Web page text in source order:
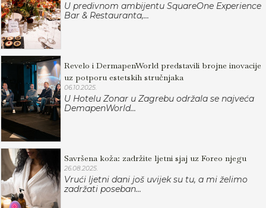
U predivnom ambijentu SquareOne Experience
Bar & Restauranta,...
Revelo i DermapenWorld predstavili brojne inovacije
uz potporu estetskih stručnjaka
06.10.2025.
U Hotelu Zonar u Zagrebu održala se najveća
DemapenWorld...
Savršena koža: zadržite ljetni sjaj uz Foreo njegu
26.08.2025.
Vrući ljetni dani još uvijek su tu, a mi želimo
zadržati poseban...